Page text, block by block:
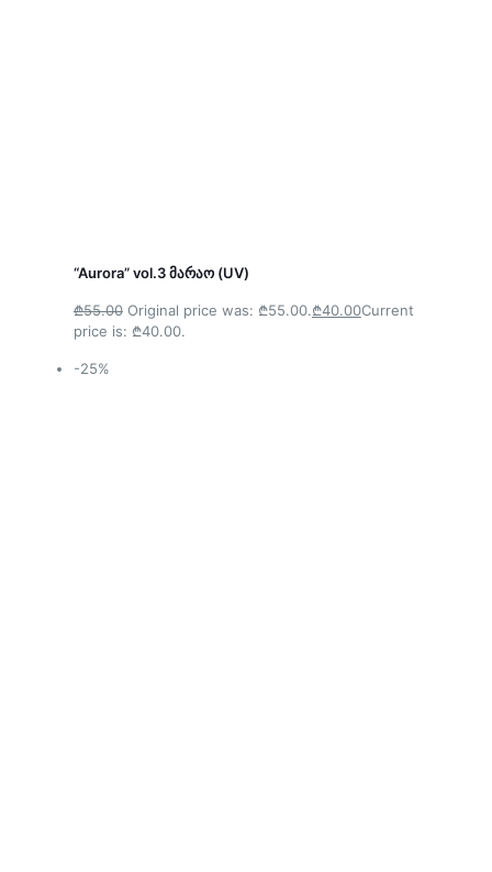
“Aurora” vol.3 მარაო (UV)
₾55.00Original price was: ₾55.00.₾40.00Current
price is: ₾40.00.
-25%